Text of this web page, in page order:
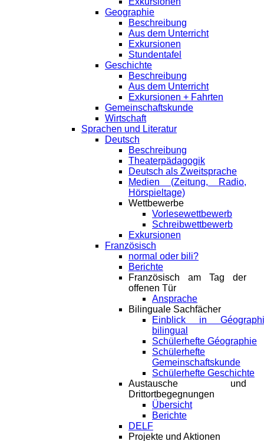
Geographie
Beschreibung
Aus dem Unterricht
Exkursionen
Stundentafel
Geschichte
Beschreibung
Aus dem Unterricht
Exkursionen + Fahrten
Gemeinschaftskunde
Wirtschaft
Sprachen und Literatur
Deutsch
Beschreibung
Theaterpädagogik
Deutsch als Zweitsprache
Medien (Zeitung, Radio,
Hörspieltage)
Wettbewerbe
Vorlesewettbewerb
Schreibwettbewerb
Exkursionen
Französisch
normal oder bili?
Berichte
Französisch am Tag der
offenen Tür
Ansprache
Bilinguale Sachfächer
Einblick in
bilingual
Schülerhefte Géographie
Schülerhefte
Gemeinschaftskunde
Schülerhefte Geschichte
Austausche und
Drittortbegegnungen
Übersicht
Berichte
DELF
Projekte und Aktionen